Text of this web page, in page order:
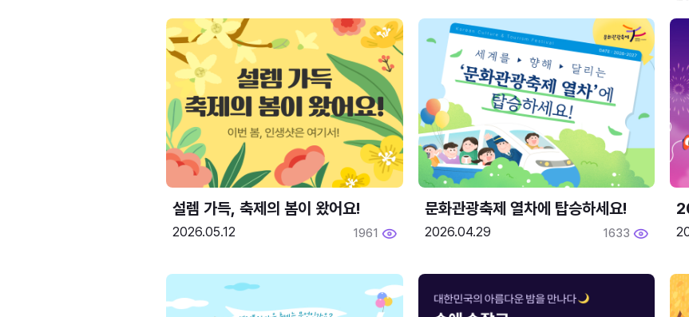
설렘 가득, 축제의 봄이 왔어요!
2026.05.12 1961
문화관광축제 열차에 탑승하세요!
2026.04.29 1633